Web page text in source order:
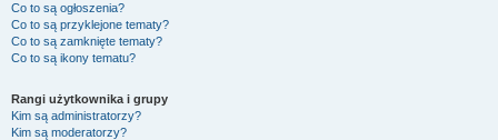
Co to są ogłoszenia?
Co to są przyklejone tematy?
Co to są zamknięte tematy?
Co to są ikony tematu?
Rangi użytkownika i grupy
Kim są administratorzy?
Kim są moderatorzy?